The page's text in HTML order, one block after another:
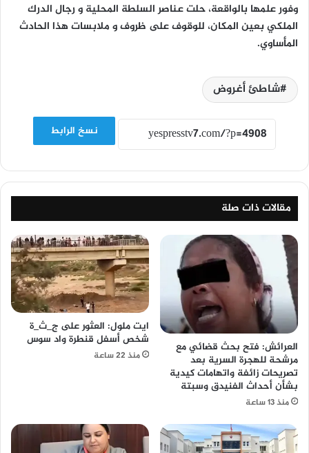
وفور علمها بالواقعة، حلت عناصر السلطة المحلية و رجال الدرك
الملكي بعين المكان، للوقوف على ظروف و ملابسات هذا الحادث
المأساوي.
شاطئ أغروض
نسخ الرابط
مقالات ذات صلة
العرائش: فتح بحث قضائي مع
مرشحة للهجرة السرية بعد
تصريحات زائفة واتهامات كيدية
بشأن أحداث الفنيدق وسبتة
منذ 13 ساعة
ايت ملول: العثور على ج_ث_ة
شخص أسفل قنطرة واد سوس
منذ 22 ساعة